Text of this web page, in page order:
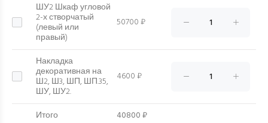
ШУ2 Шкаф угловой
2-х створчатый
(левый или
правый)
50700 ₽
Накладка
декоративная на
Ш2, Ш3, ШП, ШП.35,
ШУ, ШУ2.
4600 ₽
Итого 40800 ₽